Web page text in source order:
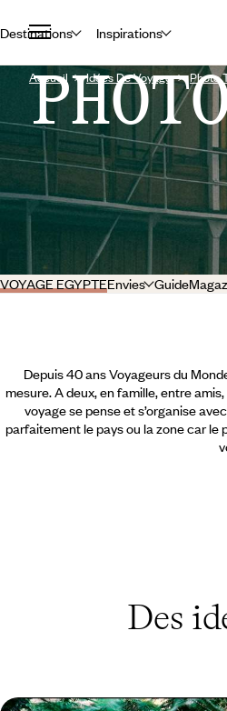
Destinations Inspirations
Accueil Idées De Voyage Photo
VOYAGE EGYPTEEnvies Guide
Depuis 40 ans Voyageurs du
mesure. A deux, en famille, entre
voyage se pense et s’organise
parfaitement le pays ou la zone car le
Des